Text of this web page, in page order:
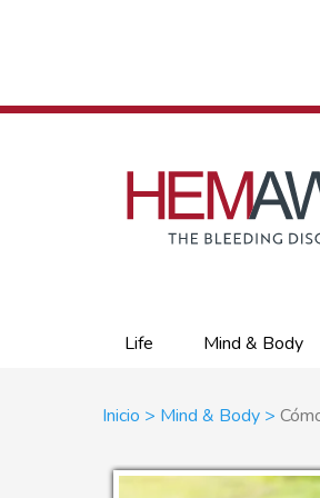
Primary
links
Life Mind & Body
Sobrescribir
enlaces
Inicio Mind & Body